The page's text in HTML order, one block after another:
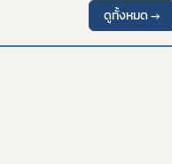
ดูทั้งหมด →